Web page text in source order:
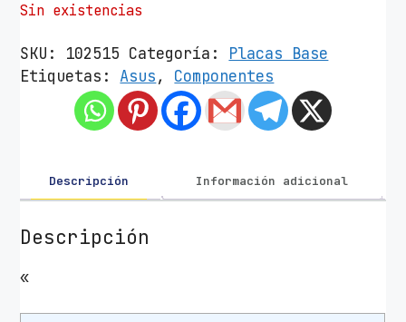
Sin existencias
SKU: 102515 Categoría: Placas Base
Etiquetas: Asus, Componentes
Descripción Información adicional
Descripción
«